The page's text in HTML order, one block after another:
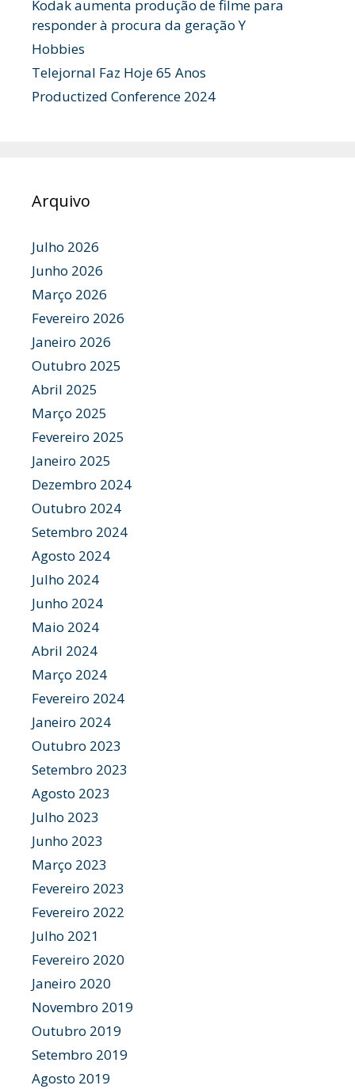
Kodak aumenta produção de filme para
responder à procura da geração Y
Hobbies
Telejornal Faz Hoje 65 Anos
Productized Conference 2024
Arquivo
Julho 2026
Junho 2026
Março 2026
Fevereiro 2026
Janeiro 2026
Outubro 2025
Abril 2025
Março 2025
Fevereiro 2025
Janeiro 2025
Dezembro 2024
Outubro 2024
Setembro 2024
Agosto 2024
Julho 2024
Junho 2024
Maio 2024
Abril 2024
Março 2024
Fevereiro 2024
Janeiro 2024
Outubro 2023
Setembro 2023
Agosto 2023
Julho 2023
Junho 2023
Março 2023
Fevereiro 2023
Fevereiro 2022
Julho 2021
Fevereiro 2020
Janeiro 2020
Novembro 2019
Outubro 2019
Setembro 2019
Agosto 2019